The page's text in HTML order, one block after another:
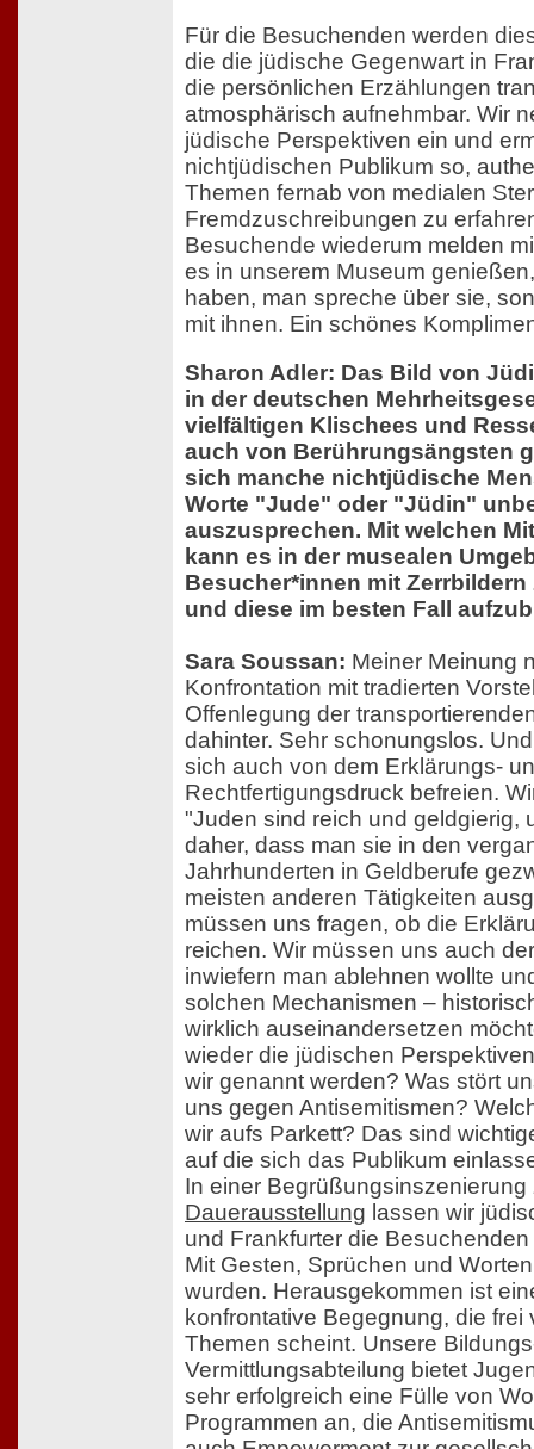
Für die Besuchenden werden
die die jüdische Gegenwart in
die persönlichen Erzählungen
atmosphärisch aufnehmbar. Wir
jüdische Perspektiven ein und
nichtjüdischen Publikum so,
Themen fernab von medialen
Fremdzuschreibungen zu
Besuchende wiederum melden
es in unserem Museum
haben, man spreche über sie,
mit ihnen. Ein schönes
Sharon Adler: Das Bild von
in der deutschen
vielfältigen Klischees und
auch von Berührungsängsten
sich manche nichtjüdische
Worte "Jude" oder "Jüdin"
auszusprechen. Mit welchen
kann es in der musealen
Besucher*innen mit
und diese im besten Fall
Sara Soussan: Meiner Meinung
Konfrontation mit tradierten
Offenlegung der
dahinter. Sehr schonungslos.
sich auch von dem Erklärungs-
Rechtfertigungsdruck befreien.
"Juden sind reich und geldgierig,
daher, dass man sie in den
Jahrhunderten in Geldberufe
meisten anderen Tätigkeiten
müssen uns fragen, ob die
reichen. Wir müssen uns auch
inwiefern man ablehnen wollte
solchen Mechanismen –
wirklich auseinandersetzen
wieder die jüdischen
wir genannt werden? Was stört
uns gegen Antisemitismen?
wir aufs Parkett? Das sind
auf die sich das Publikum
In einer Begrüßungsinszenierung
Dauerausstellung lassen wir
und Frankfurter die
Mit Gesten, Sprüchen und
wurden. Herausgekommen ist
konfrontative Begegnung, die
Themen scheint. Unsere
Vermittlungsabteilung bietet
sehr erfolgreich eine Fülle von
Programmen an, die